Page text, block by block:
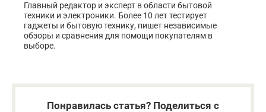
Главный редактор и эксперт в области бытовой
техники и электроники. Более 10 лет тестирует
гаджеты и бытовую технику, пишет независимые
обзоры и сравнения для помощи покупателям в
выборе.
Понравилась статья? Поделиться с